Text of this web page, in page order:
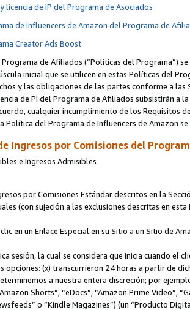
licencia de IP del Programa de Asociados
de Influencers de Amazon del Programa de
Creator Ads Boost
de Afiliados (“Políticas del Programa”)
inicial que se utilicen en estas Políticas del
y las obligaciones de las partes conforme a
de PI del Programa de Afiliados subsistirán
cualquier incumplimiento de los Requisitos
Política del Programa de Influencers de Amazon
Ingresos por Comisiones del
e Ingresos Admisibles
por Comisiones Estándar descritos en la
(con sujeción a las exclusiones descritas en
en un Enlace Especial en su Sitio a un Sitio de
sesión, la cual se considera que inicia cuando el
opciones: (x) transcurrieron 24 horas a partir de
a nuestra entera discreción; por
Shorts”, “eDocs”, “Amazon Prime Video”,
o “Kindle Magazines”) (un “Producto